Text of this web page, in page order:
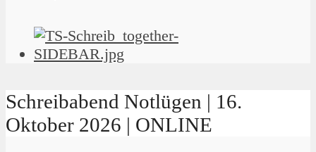
Schreibabend Notlügen | 16.
Oktober 2026 | ONLINE